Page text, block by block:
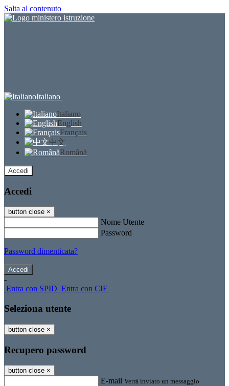
Salta al contenuto
Italiano
Italiano
English
Français
中文
Română
Accedi
Accedi
button close ×
Nome Utente
Password
Password dimenticata?
-
Entra con SPID Entra con CIE
Seleziona utente
button close ×
Recupero password
button close ×
E-mail Verrà inviato un messaggio